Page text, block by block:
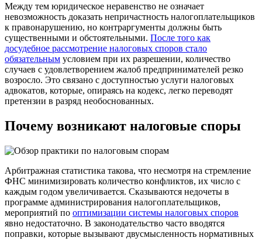
Между тем юридическое неравенство не означает
невозможность доказать непричастность налогоплательщиков
к правонарушению, но контраргументы должны быть
существенными и обстоятельными. После того как
досудебное рассмотрение налоговых споров стало
обязательным условием при их разрешении, количество
случаев с удовлетворением жалоб предпринимателей резко
возросло. Это связано с доступностью услуги налоговых
адвокатов, которые, опираясь на кодекс, легко переводят
претензии в разряд необоснованных.
Почему возникают налоговые споры
Арбитражная статистика такова, что несмотря на стремление
ФНС минимизировать количество конфликтов, их число с
каждым годом увеличивается. Сказываются недочеты в
программе администрирования налогоплательщиков,
мероприятий по оптимизации системы налоговых споров
явно недостаточно. В законодательство часто вводятся
поправки, которые вызывают двусмысленность нормативных